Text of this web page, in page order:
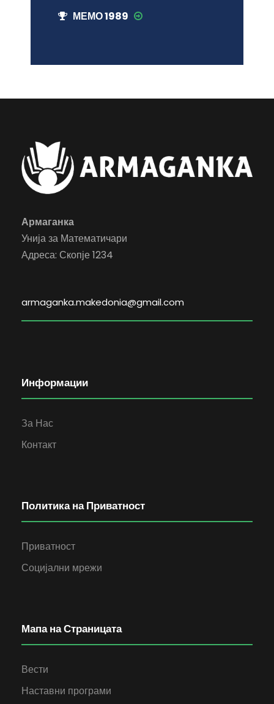
МЕМО 1989
Армаганка
Унија за Математичари
Адреса: Скопје 1234
armaganka.makedonia@gmail.com
Информации
За Нас
Контакт
Политика на Приватност
Приватност
Социјални мрежи
Мапа на Страницата
Вести
Наставни програми